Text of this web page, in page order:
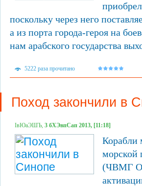
поскольку через него
а из порта города-героя на
нам арабского государства
5222 раза прочитано
Поход закончили в
ІвЮаЭШЪ, 3 бХЭвпСап 2013, [11:18]
Корабли
морской
(ЧВМГ